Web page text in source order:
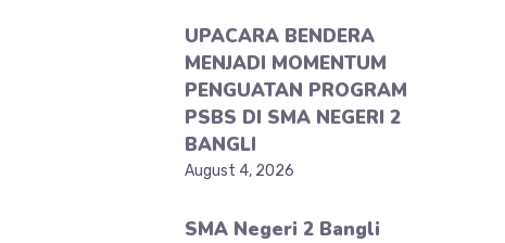
UPACARA BENDERA
MENJADI MOMENTUM
PENGUATAN PROGRAM
PSBS DI SMA NEGERI 2
BANGLI
August 4, 2026
SMA Negeri 2 Bangli